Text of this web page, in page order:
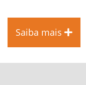
Saiba mais